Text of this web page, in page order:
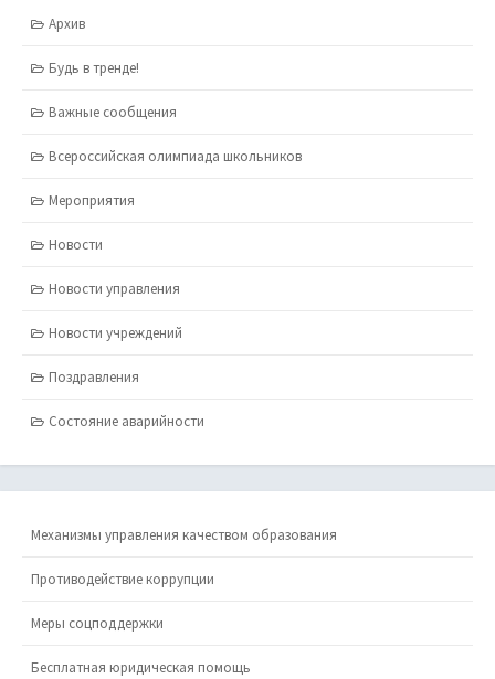
Архив
Будь в тренде!
Важные сообщения
Всероссийская олимпиада школьников
Мероприятия
Новости
Новости управления
Новости учреждений
Поздравления
Состояние аварийности
Механизмы управления качеством образования
Противодействие коррупции
Меры соцподдержки
Бесплатная юридическая помощь